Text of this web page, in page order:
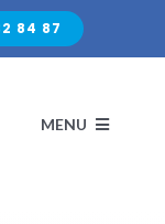
84 87
MENU